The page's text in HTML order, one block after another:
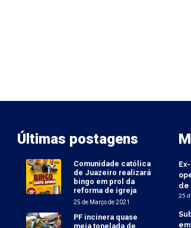
Últimas postagens
Comunidade católica
de Juazeiro realizará
bingo em prol da
reforma de igreja
25 de Março de 2021
PF incinera quase
meia tonelada de
de
25